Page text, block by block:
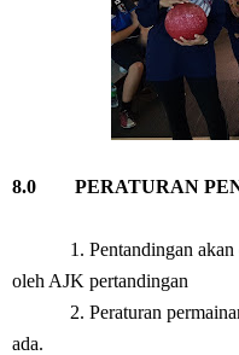
8.0 PERATURAN
1. Pentandingan
oleh AJK pertandingan
2. Peraturan
ada.